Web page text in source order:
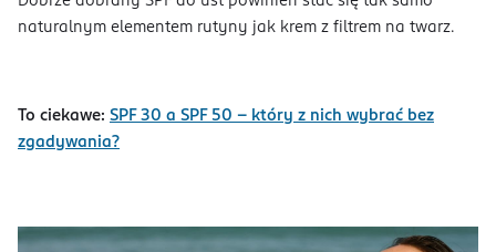
naturalnym elementem rutyny jak krem z filtrem na twarz.
To ciekawe: SPF 30 a SPF 50 – który z nich wybrać bez
zgadywania?